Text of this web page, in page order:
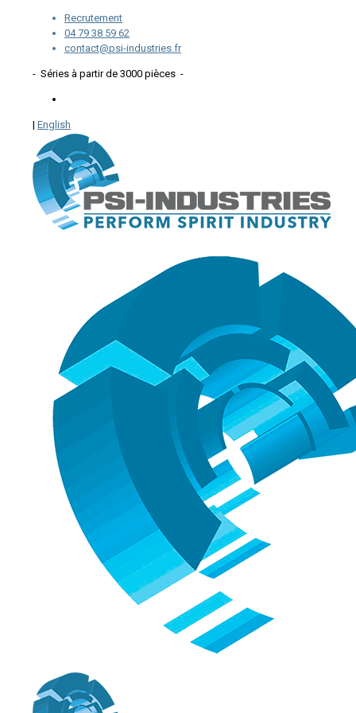
Recrutement
04 79 38 59 62
contact@psi-industries.fr
- Séries à partir de 3000 pièces -
| English